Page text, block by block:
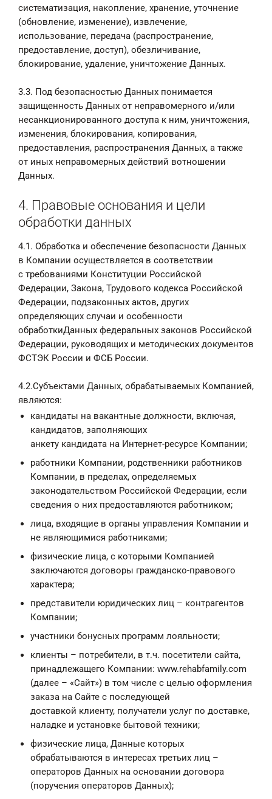
систематизация, накопление, хранение, уточнение
(обновление, изменение), извлечение,
использование, передача (распространение,
предоставление, доступ), обезличивание,
блокирование, удаление, уничтожение Данных.
3.3. Под безопасностью Данных понимается
защищенность Данных от неправомерного и/или
несанкционированного доступа к ним, уничтожения,
изменения, блокирования, копирования,
предоставления, распространения Данных, а также
от иных неправомерных действий вотношении
Данных.
4. Правовые основания и цели
обработки данных
4.1. Обработка и обеспечение безопасности Данных
в Компании осуществляется в соответствии
с требованиями Конституции Российской
Федерации, Закона, Трудового кодекса Российской
Федерации, подзаконных актов, других
определяющих случаи и особенности
обработкиДанных федеральных законов Российской
Федерации, руководящих и методических документов
ФСТЭК России и ФСБ России.
4.2.Субъектами Данных, обрабатываемых Компанией,
являются:
кандидаты на вакантные должности, включая,
кандидатов, заполняющих
анкету кандидата на Интернет-ресурсе Компании;
работники Компании, родственники работников
Компании, в пределах, определяемых
законодательством Российской Федерации, если
сведения о них предоставляются работником;
лица, входящие в органы управления Компании и
не являющимися работниками;
физические лица, с которыми Компанией
заключаются договоры гражданско-правового
характера;
представители юридических лиц – контрагентов
Компании;
участники бонусных программ лояльности;
клиенты – потребители, в т.ч. посетители сайта,
принадлежащего Компании: www.rehabfamily.com
(далее – «Сайт») в том числе с целью оформления
заказа на Сайте с последующей
доставкой клиенту, получатели услуг по доставке,
наладке и установке бытовой техники;
физические лица, Данные которых
обрабатываются в интересах третьих лиц –
операторов Данных на основании договора
(поручения операторов Данных);